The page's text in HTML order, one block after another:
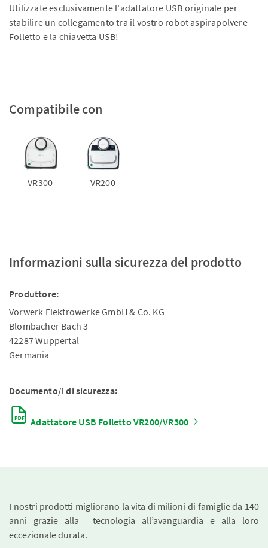
Utilizzate esclusivamente l'adattatore USB originale per
stabilire un collegamento tra il vostro robot aspirapolvere
Folletto e la chiavetta USB!
Compatibile con
VR300 VR200
Informazioni sulla sicurezza del prodotto
Produttore:
Vorwerk Elektrowerke GmbH & Co. KG
Blombacher Bach 3
42287 Wuppertal
Germania
Documento/i di sicurezza:
Adattatore USB Folletto VR200/VR300
I nostri prodotti migliorano la vita di milioni di famiglie da 140
anni grazie alla tecnologia all’avanguardia e alla loro
eccezionale durata.